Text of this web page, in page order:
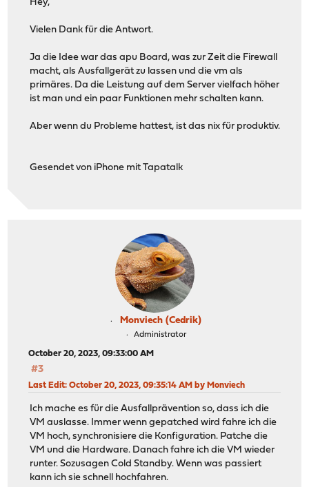
Hey,
Vielen Dank für die Antwort.
Ja die Idee war das apu Board, was zur Zeit die Firewall
macht, als Ausfallgerät zu lassen und die vm als
primäres. Da die Leistung auf dem Server vielfach höher
ist man und ein paar Funktionen mehr schalten kann.
Aber wenn du Probleme hattest, ist das nix für produktiv.
Gesendet von iPhone mit Tapatalk
Monviech (Cedrik)
Administrator
October 20, 2023, 09:33:00 AM
#3
Last Edit: October 20, 2023, 09:35:14 AM by Monviech
Ich mache es für die Ausfallprävention so, dass ich die
VM auslasse. Immer wenn gepatched wird fahre ich die
VM hoch, synchronisiere die Konfiguration. Patche die
VM und die Hardware. Danach fahre ich die VM wieder
runter. Sozusagen Cold Standby. Wenn was passiert
kann ich sie schnell hochfahren.